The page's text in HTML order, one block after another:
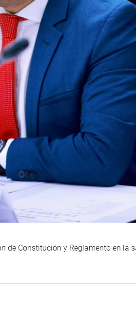
de Constitución y Reglamento en la